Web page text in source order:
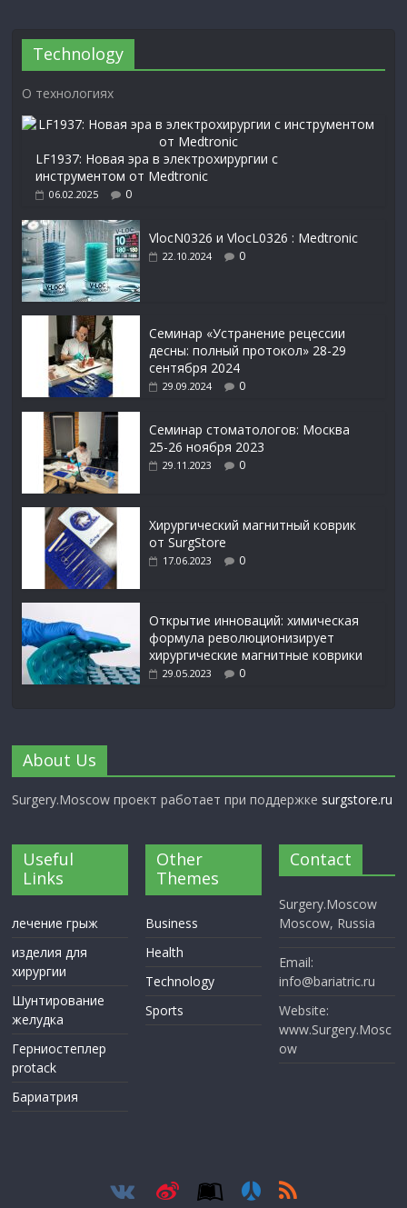
Technology
О технологиях
LF1937: Новая эра в электрохирургии с
инструментом от Medtronic
06.02.2025 0
VlocN0326 и VlocL0326 : Medtronic
22.10.2024 0
Семинар «Устранение рецессии
десны: полный протокол» 28-29
сентября 2024
29.09.2024 0
Семинар стоматологов: Москва
25-26 ноября 2023
29.11.2023 0
Xирургический магнитный коврик
от SurgStore
17.06.2023 0
Открытие инноваций: химическая
формула революционизирует
хирургические магнитные коврики
29.05.2023 0
About Us
Surgery.Moscow проект работает при поддержке surgstore.ru
Useful
Links
лечение грыж
изделия для
хирургии
Шунтирование
желудка
Герниостеплер
protack
Бариатрия
Other
Themes
Business
Health
Technology
Sports
Contact
Surgery.Moscow
Moscow, Russia
Email:
info@bariatric.ru
Website:
www.Surgery.Mosc
ow